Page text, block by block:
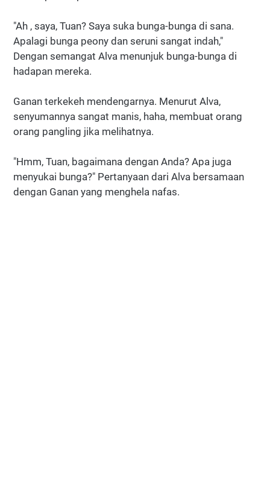
"Ah , saya, Tuan? Saya suka bunga-bunga di sana.
Apalagi bunga peony dan seruni sangat indah,"
Dengan semangat Alva menunjuk bunga-bunga di
hadapan mereka.
Ganan terkekeh mendengarnya. Menurut Alva,
senyumannya sangat manis, haha, membuat orang
orang pangling jika melihatnya.
"Hmm, Tuan, bagaimana dengan Anda? Apa juga
menyukai bunga?" Pertanyaan dari Alva bersamaan
dengan Ganan yang menghela nafas.